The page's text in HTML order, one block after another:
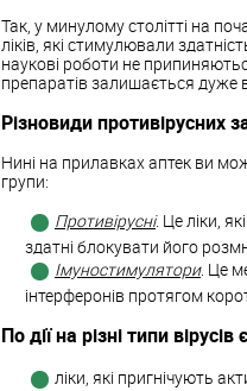
Так, у минулому столітті на
ліків, які стимулювали
наукові роботи не
препаратів залишається дуже
Різновиди противірусних
Нині на прилавках аптек ви
групи:
Противірусні. Це ліки,
здатні блокувати його
Імуностимулятори. Це
інтерферонів протягом
По дії на різні типи вірусів
ліки, які пригнічують